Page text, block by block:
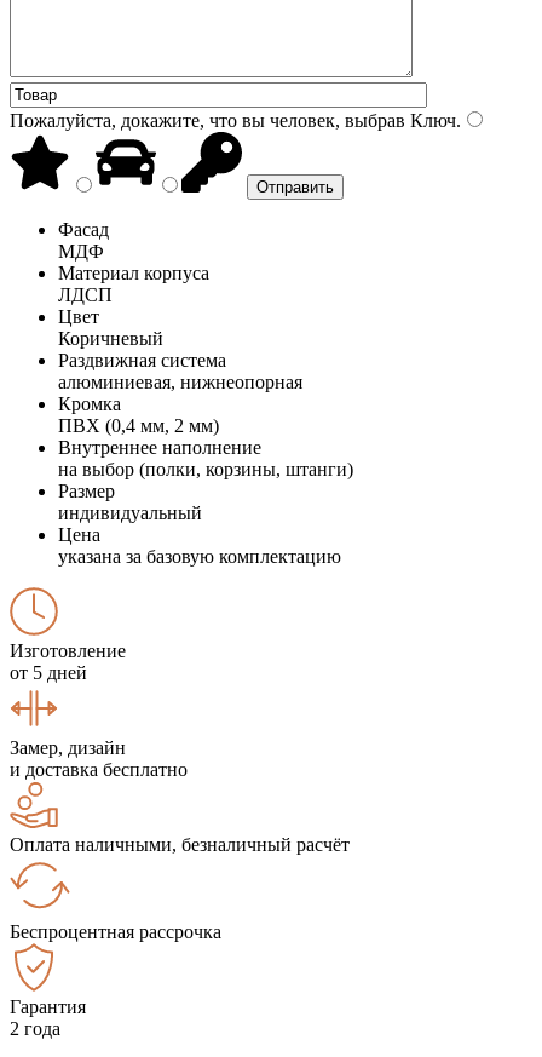
Пожалуйста, докажите, что вы человек, выбрав Ключ.
Фасад
МДФ
Материал корпуса
ЛДСП
Цвет
Коричневый
Раздвижная система
алюминиевая, нижнеопорная
Кромка
ПВХ (0,4 мм, 2 мм)
Внутреннее наполнение
на выбор (полки, корзины, штанги)
Размер
индивидуальный
Цена
указана за базовую комплектацию
Изготовление
от 5 дней
Замер, дизайн
и доставка бесплатно
Оплата наличными, безналичный расчёт
Беспроцентная рассрочка
Гарантия
2 года